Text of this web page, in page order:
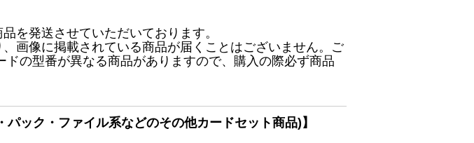
を発送させていただいております。
画像に掲載されている商品が届くことはございません。ご
ドの型番が異なる商品がありますので、購入の際必ず商品
パック・ファイル系などのその他カードセット商品)】